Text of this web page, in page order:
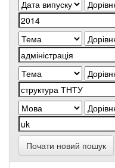
Почати новий пошук